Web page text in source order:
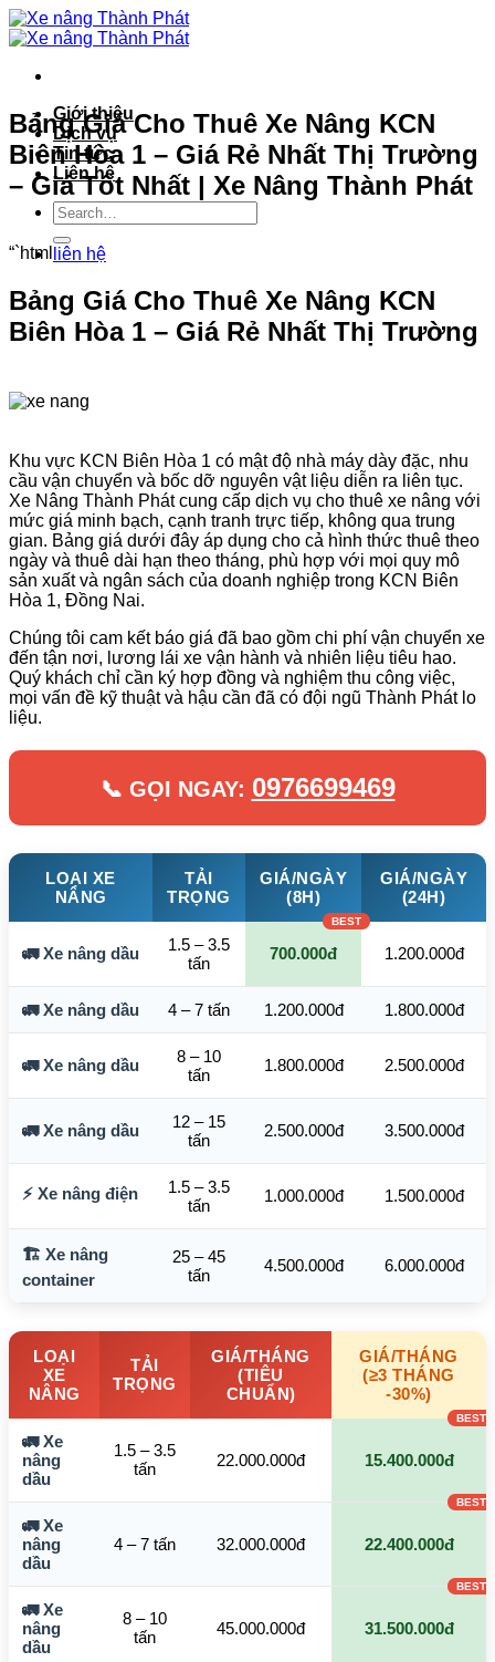
Bỏ
qua
dung
Giới thiệu
Dịch vụ
Tin tức
Liên hệ
liên hệ
Bảng Giá Cho Thuê Xe Nâng KCN
Biên Hòa 1 – Giá Rẻ Nhất Thị Trường
– Giá Tốt Nhất | Xe Nâng Thành Phát
“`html
Bảng Giá Cho Thuê Xe Nâng KCN
Biên Hòa 1 – Giá Rẻ Nhất Thị Trường
Khu vực KCN Biên Hòa 1 có mật độ nhà máy dày đặc, nhu
cầu vận chuyển và bốc dỡ nguyên vật liệu diễn ra liên tục.
Xe Nâng Thành Phát cung cấp dịch vụ cho thuê xe nâng với
mức giá minh bạch, cạnh tranh trực tiếp, không qua trung
gian. Bảng giá dưới đây áp dụng cho cả hình thức thuê theo
ngày và thuê dài hạn theo tháng, phù hợp với mọi quy mô
sản xuất và ngân sách của doanh nghiệp trong KCN Biên
Hòa 1, Đồng Nai.
Chúng tôi cam kết báo giá đã bao gồm chi phí vận chuyển xe
đến tận nơi, lương lái xe vận hành và nhiên liệu tiêu hao.
Quý khách chỉ cần ký hợp đồng và nghiệm thu công việc,
mọi vấn đề kỹ thuật và hậu cần đã có đội ngũ Thành Phát lo
liệu.
📞 GỌI NGAY: 0976699469
LOẠI XE
NÂNG
TẢI
TRỌNG
GIÁ/NGÀY
(8H)
GIÁ/NGÀY
(24H)
🚛 Xe nâng dầu
1.5 – 3.5
tấn
700.000đ 1.200.000đ
🚛 Xe nâng dầu 4 – 7 tấn 1.200.000đ 1.800.000đ
🚛 Xe nâng dầu
8 – 10
tấn
1.800.000đ 2.500.000đ
🚛 Xe nâng dầu
12 – 15
tấn
2.500.000đ 3.500.000đ
⚡ Xe nâng điện
1.5 – 3.5
tấn
1.000.000đ 1.500.000đ
🏗️ Xe nâng
container
25 – 45
tấn
4.500.000đ 6.000.000đ
LOẠI
XE
NÂNG
TẢI
TRỌNG
GIÁ/THÁNG
(TIÊU
CHUẨN)
GIÁ/THÁNG
(≥3 THÁNG
-30%)
🚛 Xe
nâng
dầu
1.5 – 3.5
tấn
22.000.000đ 15.400.000đ
🚛 Xe
nâng
dầu
4 – 7 tấn 32.000.000đ 22.400.000đ
🚛 Xe
nâng
dầu
8 – 10
tấn
45.000.000đ 31.500.000đ